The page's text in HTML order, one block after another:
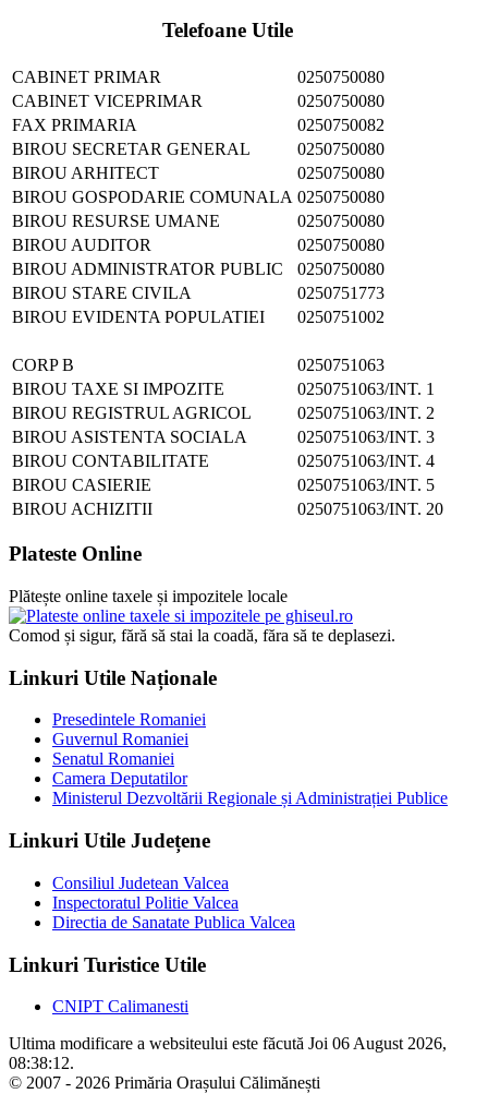
Telefoane Utile
CABINET PRIMAR
0250750080
CABINET VICEPRIMAR
0250750080
FAX PRIMARIA
0250750082
BIROU SECRETAR GENERAL
0250750080
BIROU ARHITECT
0250750080
BIROU GOSPODARIE COMUNALA 0250750080
BIROU RESURSE UMANE
0250750080
BIROU AUDITOR
0250750080
BIROU ADMINISTRATOR PUBLIC
0250750080
BIROU STARE CIVILA
0250751773
BIROU EVIDENTA POPULATIEI
0250751002
CORP B
0250751063
BIROU TAXE SI IMPOZITE
0250751063/INT. 1
BIROU REGISTRUL AGRICOL
0250751063/INT. 2
BIROU ASISTENTA SOCIALA
0250751063/INT. 3
BIROU CONTABILITATE
0250751063/INT. 4
BIROU CASIERIE
0250751063/INT. 5
BIROU ACHIZITII
0250751063/INT. 20
Plateste Online
Plătește online taxele și impozitele locale
Comod și sigur, fără să stai la coadă, făra să te deplasezi.
Linkuri Utile Naționale
Presedintele Romaniei
Guvernul Romaniei
Senatul Romaniei
Camera Deputatilor
Ministerul Dezvoltării Regionale și Administrației Publice
Linkuri Utile Județene
Consiliul Judetean Valcea
Inspectoratul Politie Valcea
Directia de Sanatate Publica Valcea
Linkuri Turistice Utile
CNIPT Calimanesti
Ultima modificare a websiteului este făcută Joi 06 August 2026,
08:38:12.
© 2007 - 2026 Primăria Orașului Călimănești